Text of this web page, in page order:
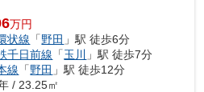
万円
状線 「野田 」駅 徒歩6分
千日前線 「玉川
」駅 徒歩7分
線 「野田 」駅 徒歩12分
/ 23.25㎡